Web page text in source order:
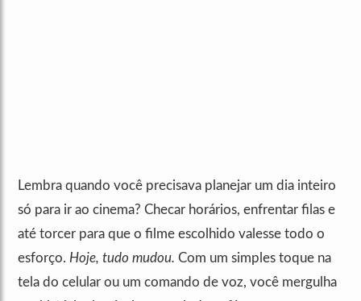
Lembra quando você precisava planejar um dia inteiro
só para ir ao cinema? Checar horários, enfrentar filas e
até torcer para que o filme escolhido valesse todo o
esforço. Hoje, tudo mudou. Com um simples toque na
tela do celular ou um comando de voz, você mergulha